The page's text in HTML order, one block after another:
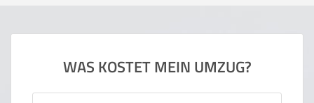
WAS KOSTET MEIN UMZUG?